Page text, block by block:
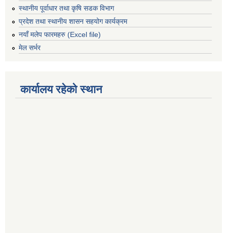
स्थानीय पूर्वाधार तथा कृषि सडक विभाग
प्रदेश तथा स्थानीय शासन सहयोग कार्यक्रम
नयाँ मलेप फारमहरु (Excel file)
मेल सर्भर
कार्यालय रहेको स्थान